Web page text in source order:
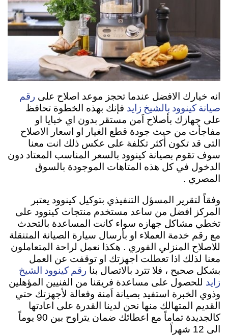
انه خيارك الافضل عندما تحجز موعد اصلاح على رقم
صيانة كينوود بالشيخ زايد فإنك بهذه الخطوة تحافظ
على جهازك بأصلاح اَمن مستقر بدون اي خبايا او
مفاجأت من حيث جودة قطع الغيار او اسعار الاصلاح
التى قد تكون أكثر تكلفة على عكس ذلك انت معنا
سوف تقوم بصيانة كينوود بالسعر المناسب المعتاد دون
الدخول في كل هذه المتاهات الموجودة بالسوق
المصري .
وفقاً لتقرير المسؤل التنفيذي بتوكيل كينوود يعتبر
المركز افضل من ساعد مستخدم منتجات كينوود على
تخطي مشاكل جهازه سواء كانت المساعدة بالتحدث
مع رقم خدمة العملاء او بأرسال سيارة الصيانة المتنقلة
للاصلاح المنزلي الفوري . هكذا نعمل لراحة المتعاملون
معنا لذلك اذا تعطلت اجهزتك او توقفت عن العمل
بشكل صحيح ، فلا تترد بالاتصال بنا رقم كينوود الشيخ
زايد للحصول على مساعدة فريقنا من الفنيين المؤهلين
وذوي الخبرة استفيد بصيانة اَمنة وفعالة لأجهزتك حتي
القديم المتهالك منها نحن لدينا القدرة على اعادتها
كالجديدة تماماً مع اعطائك ضمان يتراوح بين 90 يوماً
الى 12 شهراً